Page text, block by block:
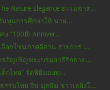
Nature Elegance ธรรมชาต...
ทุนการศึกษาให้ นาย...
ษ “100th Anniver...
อกโซนภาคอีสาน รายการ ...
อัญเชิญพระบรมสารีริกธาต...
ด็กไทย” จัดพิธีมอบทุ...
รมไทย จีน มุสลิม ชาวเลยิ่งใ...